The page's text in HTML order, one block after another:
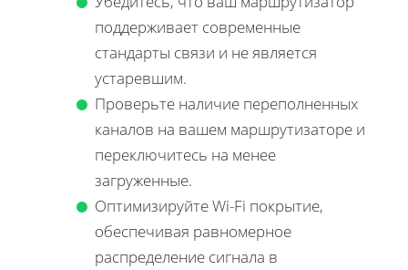
поддерживает современные
стандарты связи и не является
устаревшим.
Проверьте наличие переполненных
каналов на вашем маршрутизаторе и
переключитесь на менее
загруженные.
Оптимизируйте Wi-Fi покрытие,
обеспечивая равномерное
распределение сигнала в